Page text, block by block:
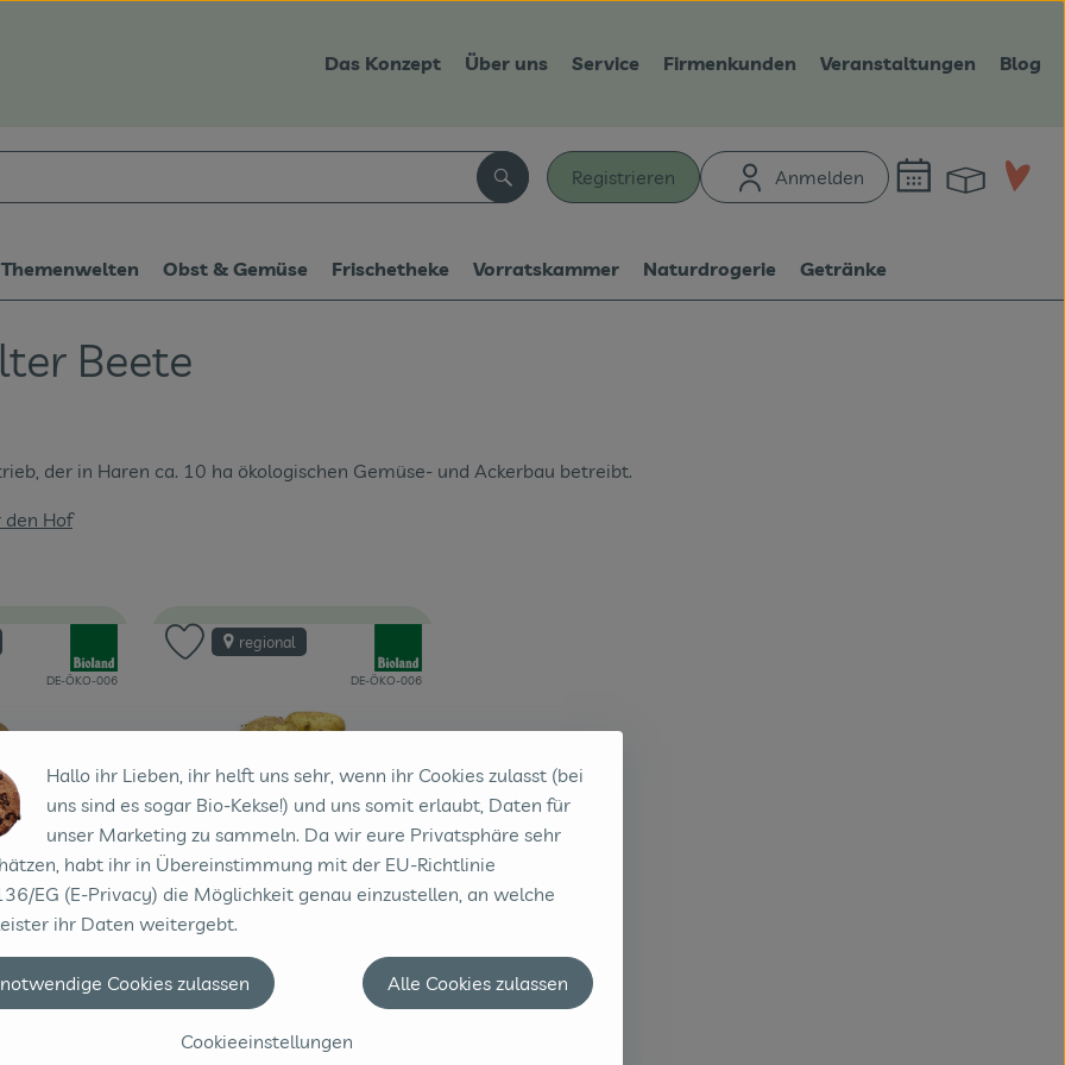
Das Konzept Über uns Service Firmenkunden Veranstaltungen Blog
Registrieren Anmelden
Suchen
Themenwelten Obst & Gemüse Frischetheke Vorratskammer Naturdrogerie Getränke
Beete
der in Haren ca. 10 ha ökologischen Gemüse- und Ackerbau betreibt.
Hof
Produkt zum Warenkorb hinzufügen
, Kontrollstelle:
DE-ÖKO-006
hinzufügen
, Preis:
2,99 €/ Stück
, Kontrollstelle:
DE-ÖKO-006
regional
Produkt zu Favouriten hinzufügen
Hallo ihr Lieben, ihr helft uns sehr, wenn ihr Cookies zulasst (bei
uns sind es sogar Bio-Kekse!) und uns somit erlaubt, Daten für
unser Marketing zu sammeln. Da wir eure Privatsphäre sehr
habt ihr in Übereinstimmung mit der EU-Richtlinie
EG (E-Privacy) die Möglichkeit genau einzustellen, an welche
ihr Daten weitergebt.
Cookieeinstellungen
Cookies zulassen Alle Cookies zulassen